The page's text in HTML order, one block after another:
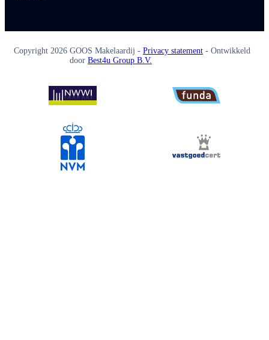
Copyright 2026 GOOS Makelaardij - Privacy statement - Ontwikkeld
door Best4u Group B.V.